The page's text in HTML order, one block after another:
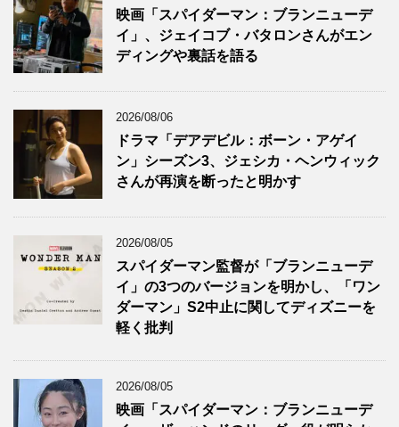
映画「スパイダーマン：ブランニューデ
イ」、ジェイコブ・バタロンさんがエン
ディングや裏話を語る
2026/08/06
ドラマ「デアデビル：ボーン・アゲイ
ン」シーズン3、ジェシカ・ヘンウィック
さんが再演を断ったと明かす
2026/08/05
スパイダーマン監督が「ブランニューデ
イ」の3つのバージョンを明かし、「ワン
ダーマン」S2中止に関してディズニーを
軽く批判
2026/08/05
映画「スパイダーマン：ブランニューデ